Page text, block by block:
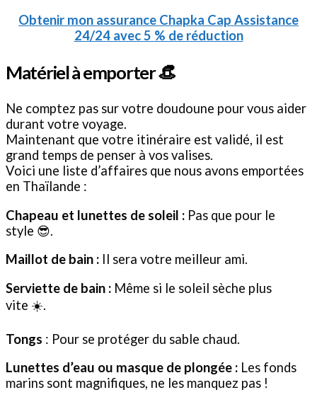
Obtenir mon assurance Chapka Cap Assistance
24/24 avec 5 % de réduction
Matériel à emporter 👒
Ne comptez pas sur votre doudoune pour vous aider
durant votre voyage.
Maintenant que votre itinéraire est validé, il est
grand temps de penser à vos valises.
Voici une liste d’affaires que nous avons emportées
en Thaïlande :
Chapeau et lunettes de soleil : Pas que pour le
style 😎.
Maillot de bain : Il sera votre meilleur ami.
Serviette de bain : Même si le soleil sèche plus
vite ☀️.
Tongs : Pour se protéger du sable chaud.
Lunettes d’eau ou masque de plongée : Les fonds
marins sont magnifiques, ne les manquez pas !